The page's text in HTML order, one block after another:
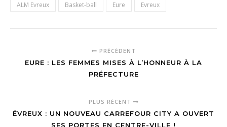
ALM Evreux Basket-ball Eure Evreux
PRÉCÉDENT
EURE : LES FEMMES MISES À L’HONNEUR À LA
PRÉFECTURE
PLUS RÉCENT
ÉVREUX : UN NOUVEAU CARREFOUR CITY A OUVERT
SES PORTES EN CENTRE-VILLE !